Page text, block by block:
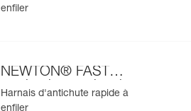
enfiler
NEWTON® FAST
version internationale
Harnais d'antichute rapide à
enfiler